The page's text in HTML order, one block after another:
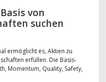
von
suchen
ermöglicht es, Aktien zu
erfüllen. Die Basis-
Momentum, Quality, Safety,